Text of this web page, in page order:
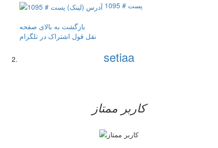
پست # 1095
بازگشت به بالای صفحه
نقل قول اشتراک در تلگرام
setiaa
کاربر ممتاز